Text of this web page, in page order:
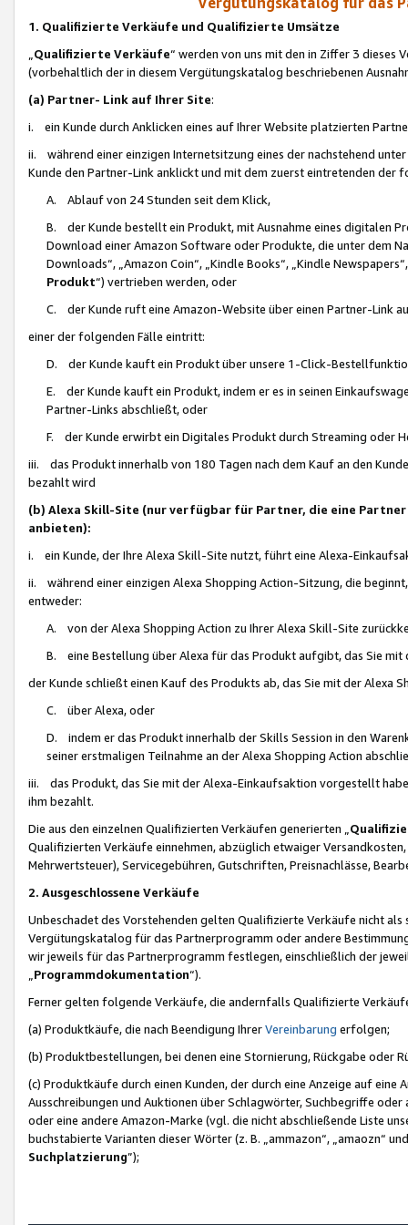
1. Qualifizierte Verkäufe und Qualifizierte Umsätze
Qualifizierte Verkäufe“ werden von uns mit den in Ziffer 3
(vorbehaltlich der in diesem Vergütungskatalog beschriebenen
(a) Partner- Link auf Ihrer Site:
i. ein Kunde durch Anklicken eines auf Ihrer Website platzierten
ii. während einer einzigen Internetsitzung eines der nachstehend
Kunde den Partner-Link anklickt und mit dem zuerst eintretenden der
A. Ablauf von 24 Stunden seit dem Klick,
B. der Kunde bestellt ein Produkt, mit Ausnahme eines digitalen
Download einer Amazon Software oder Produkte, die unter dem
Downloads“, „Amazon Coin“, „Kindle Books“, „Kindle
Produkt“) vertrieben werden, oder
C. der Kunde ruft eine Amazon-Website über einen Partner-Link
einer der folgenden Fälle eintritt:
D. der Kunde kauft ein Produkt über unsere 1-Click-
E. der Kunde kauft ein Produkt, indem er es in seinen
Partner-Links abschließt, oder
F. der Kunde erwirbt ein Digitales Produkt durch Streaming oder
iii. das Produkt innerhalb von 180 Tagen nach dem Kauf an den
bezahlt wird
(b) Alexa Skill-Site (nur verfügbar für Partner, die eine
anbieten):
i. ein Kunde, der Ihre Alexa Skill-Site nutzt, führt eine Alexa-
ii. während einer einzigen Alexa Shopping Action-Sitzung, die
entweder:
A. von der Alexa Shopping Action zu Ihrer Alexa Skill-Site
B. eine Bestellung über Alexa für das Produkt aufgibt, das Sie mit
der Kunde schließt einen Kauf des Produkts ab, das Sie mit der Alexa
C. über Alexa, oder
D. indem er das Produkt innerhalb der Skills Session in den
seiner erstmaligen Teilnahme an der Alexa Shopping Action
iii. das Produkt, das Sie mit der Alexa-Einkaufsaktion vorgestellt
ihm bezahlt.
Die aus den einzelnen Qualifizierten Verkäufen generierten „
Qualifizierten Verkäufe einnehmen, abzüglich etwaiger
Mehrwertsteuer), Servicegebühren, Gutschriften, Preisnachlässe,
2. Ausgeschlossene Verkäufe
Unbeschadet des Vorstehenden gelten Qualifizierte Verkäufe nicht
Vergütungskatalog für das Partnerprogramm oder andere
wir jeweils für das Partnerprogramm festlegen, einschließlich der
Programmdokumentation“).
Ferner gelten folgende Verkäufe, die andernfalls Qualifizierte
(a) Produktkäufe, die nach Beendigung IhrerVereinbarung erfolgen;
(b) Produktbestellungen, bei denen eine Stornierung, Rückgabe oder
(c) Produktkäufe durch einen Kunden, der durch eine Anzeige auf
Ausschreibungen und Auktionen über Schlagwörter, Suchbegriffe
oder eine andere Amazon-Marke (vgl. die nicht abschließende Liste
buchstabierte Varianten dieser Wörter (z. B. „ammazon“, „amaozn“
Suchplatzierung”);